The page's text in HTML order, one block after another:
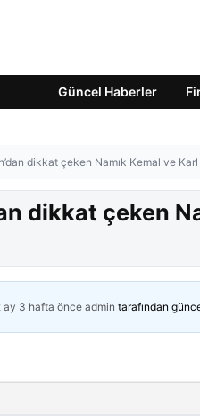
Güncel Haberler
dikkat çeken Namık Kemal ve Karl
dikkat çeken
ay 3 hafta önceadmin tarafından